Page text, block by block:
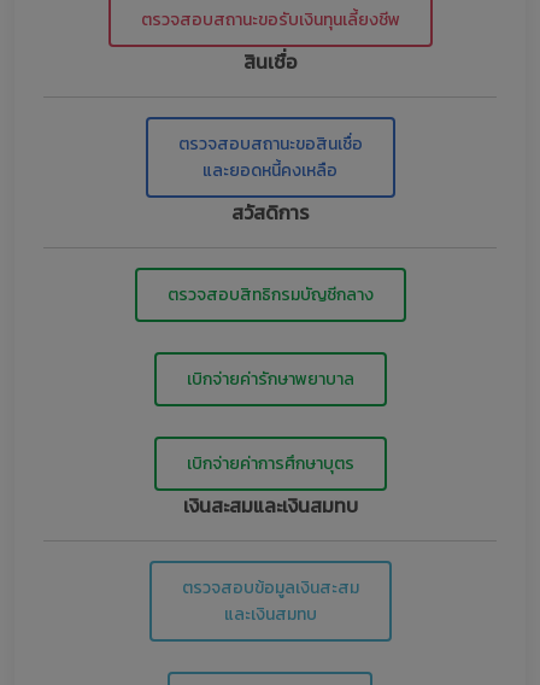
ตรวจสอบสถานะขอรับเงินทุนเลี้ยงชีพ
สินเชื่อ
ตรวจสอบสถานะขอสินเชื่อ
และยอดหนี้คงเหลือ
สวัสดิการ
ตรวจสอบสิทธิกรมบัญชีกลาง
เบิกจ่ายค่ารักษาพยาบาล
เบิกจ่ายค่าการศึกษาบุตร
เงินสะสมและเงินสมทบ
ตรวจสอบข้อมูลเงินสะสม
และเงินสมทบ